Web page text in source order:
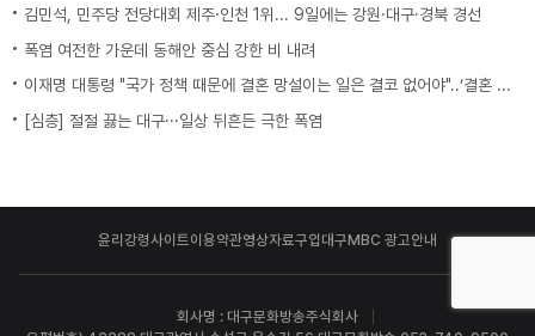
김민석, 민주당 전당대회 제주·인천 1위... 9일에는 강원·대구·경북 경선
폭염 여전한 가운데 동해안 중심 강한 비 내려
이재명 대통령 "국가 정책 때문에 결혼 망설이는 일은 결코 없어야"..‘결혼 페널티’ 제도 상 불이익 면밀히 조사 지시
[심층] 절절 끓는 대구···일상 뒤흔든 극한 폭염
윤리강령사이트이용약관영상자료구입 대구MBC 광고안내
회사명 : 대구문화방송주식회사